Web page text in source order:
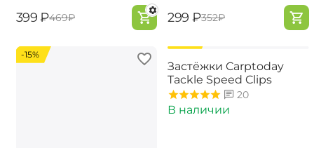
‍399‍ ₽‍469‍₽ ‍299‍ ₽‍352‍₽
-15%
Застёжки Carptoday
Tackle Speed Clips
20
В наличии